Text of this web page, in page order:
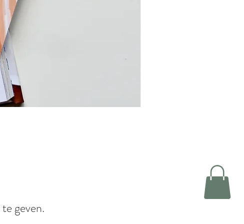
geven.